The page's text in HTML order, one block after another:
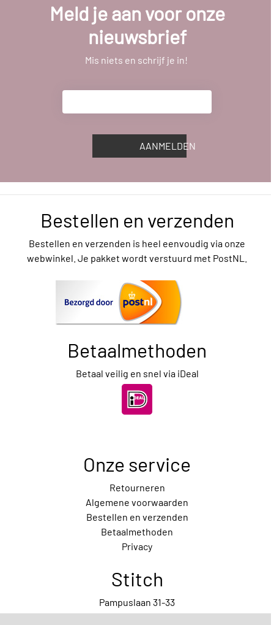
Meld je aan voor onze
nieuwsbrief
Mis niets en schrijf je in!
AANMELDEN
Bestellen en verzenden
Bestellen en verzenden is heel eenvoudig via onze
webwinkel. Je pakket wordt verstuurd met PostNL.
Betaalmethoden
Betaal veilig en snel via iDeal
Onze service
Retourneren
Algemene voorwaarden
Bestellen en verzenden
Betaalmethoden
Privacy
Stitch
Pampuslaan 31-33
1087 HP Amsterdam